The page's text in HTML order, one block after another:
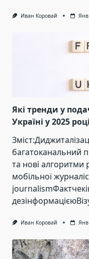
Иван Коровай Янв
Які тренди у
Україні у 2025 році
багатоканальний
та нові алгоритми
мобільної
Иван Коровай Янв